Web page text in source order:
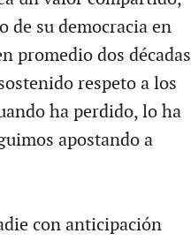
de su democracia en
promedio dos décadas
respeto a los
ha perdido, lo ha
apostando a
con anticipación